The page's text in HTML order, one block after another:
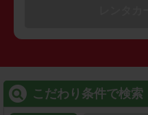
こだわり条件で検索